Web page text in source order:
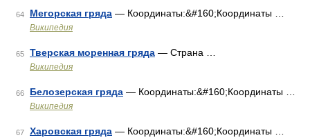
64 Мегорская гряда — Координаты:&#160;Координаты …
Википедия
65 Тверская моренная гряда — Страна …
Википедия
66 Белозерская гряда — Координаты:&#160;Координаты …
Википедия
67 Харовская гряда — Координаты:&#160;Координаты …